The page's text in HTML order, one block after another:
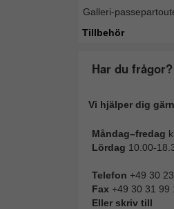
Galleri-
Tillbehör
Har du frågor?
Vi hjälper dig
Måndag–fredag
Lördag 10.00-
Telefon +49 30
Fax +49 30 31 99
Eller skriv till